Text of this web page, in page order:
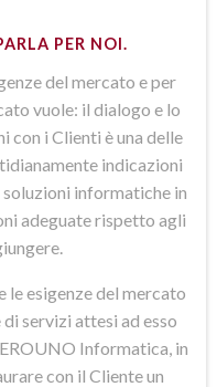
PER NOI.
del mercato e per
vuole: il dialogo e lo
con i Clienti è una delle
indicazioni
informatiche in
adeguate rispetto agli
le esigenze del mercato
servizi attesi ad esso
Informatica, in
con il Cliente un